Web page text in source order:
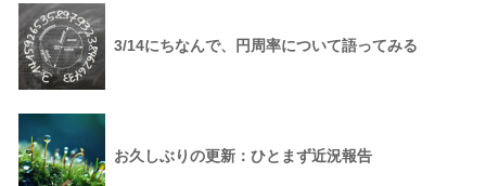
3/14にちなんで、円周率について語ってみる
お久しぶりの更新：ひとまず近況報告